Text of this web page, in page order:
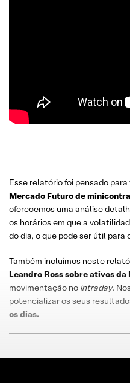
Esse relatório foi pensado
Mercado Futurode
oferecemos uma análise
os horários em que a
do dia, o que pode ser útil para
Também incluímos neste
Leandro Rosssobreativos da
movimentação no intraday.
potencializar os seus
os dias.